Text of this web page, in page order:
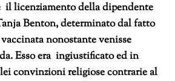
licenziamento della dipendente
Benton, determinato dal fatto
nonostante venisse
Esso era ingiustificato ed in
convinzioni religiose contrarie al